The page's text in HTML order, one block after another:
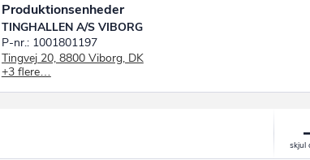
Produktionsenheder
TINGHALLEN A/S VIBORG
P-nr.: 1001801197
Tingvej 20, 8800 Viborg, DK
Comedy House
P-nr.: 1030663205
C/O Tinghallen A/S Viborg, Dollerupvej 184, 8800 Viborg, DK
+3 flere…